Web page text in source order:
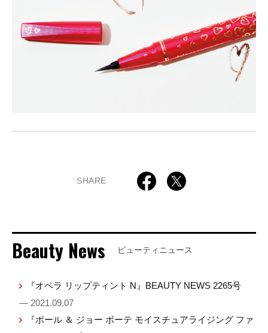
SHARE
Beauty News ビューティニュース
『オペラ リップティント N』BEAUTY NEWS 2265号
— 2021.09.07
『ポール ＆ ジョー ボーテ モイスチュアライジング ファ